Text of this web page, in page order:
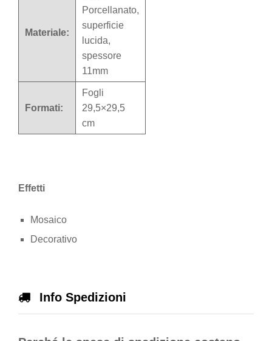
Materiale:
Porcellanato,
superficie
lucida,
spessore
11mm
Formati:
Fogli
29,5×29,5
cm
Effetti
Mosaico
Decorativo
Info Spedizioni